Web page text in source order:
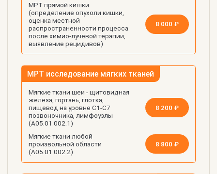
МРТ прямой кишки
(определение опухоли кишки,
оценка местной
распространенности процесса
после химио-лучевой терапии,
выявление рецидивов)
8 000 ₽
МРТ исследование мягких тканей
Мягкие ткани шеи - щитовидная
железа, гортань, глотка,
пищевод на уровне С1-С7
позвоночника, лимфоузлы
(А05.01.002.1)
8 200 ₽
Мягкие ткани любой
произвольной области
(А05.01.002.2)
8 800 ₽